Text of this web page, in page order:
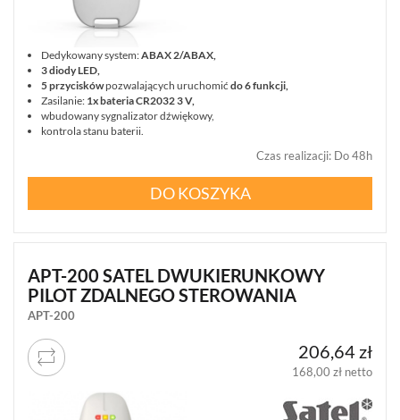
10
JA-
10
(15)
JA-
80
(1)
JABLOTRON
MERCURY
(8)
Dedykowany system:ABAX 2/ABAX,
3 diody LED,
5 przyciskówpozwalających uruchomić do 6 funkcji,
Zasilanie: 1x bateria CR2032 3 V,
wbudowany sygnalizator dźwiękowy,
kontrola stanu baterii.
Czas realizacji: Do 48h
DO KOSZYKA
APT-200 SATEL DWUKIERUNKOWY
PILOT ZDALNEGO STEROWANIA
APT-200
206,64 zł
168,00 zł netto